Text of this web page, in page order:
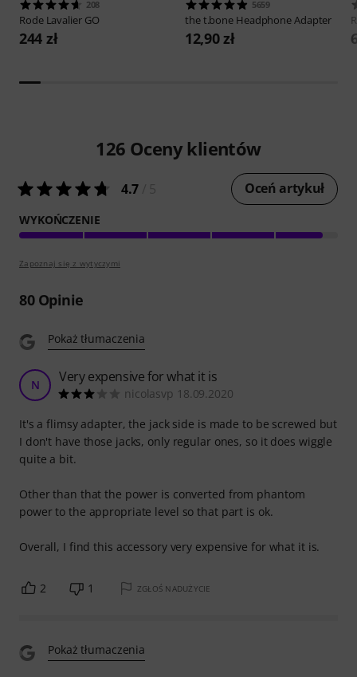
208
Rode Lavalier GO
244 zł
5659
the t.bone Headphone Adapter
12,90 zł
126 Oceny klientów
4.7 Oceń artykuł
WYKOŃCZENIE
Zapoznaj się z wytyczymi
80Opinie
Pokaż tłumaczenia
N Very expensive for what it is
nicolasvp 18.09.2020
It's a flimsy adapter, the jack side is made to be screwed but
I don't have those jacks, only regular ones, so it does wiggle
quite a bit.
Other than that the power is converted from phantom
power to the appropriate level so that part is ok.
Overall, I find this accessory very expensive for what it is.
2 1 ZGŁOŚ NADUŻYCIE
Pokaż tłumaczenia